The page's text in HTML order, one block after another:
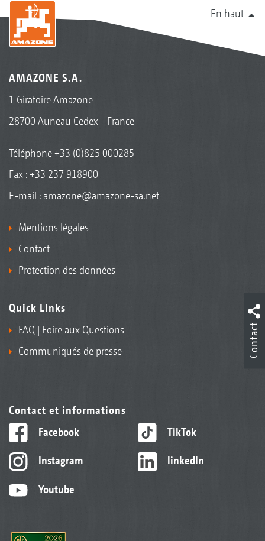
En haut
AMAZONE S.A.
1 Giratoire Amazone
28700 Auneau Cedex - France
Téléphone+33 (0)825 000285
Fax : +33 237 918900
E-mail : amazone@amazone-sa.net
Mentions légales
Contact
Protection des données
Quick Links
FAQ | Foire aux Questions
Communiqués de presse
Contact et informations
Facebook
Instagram
Youtube
TikTok
linkedIn
Contact